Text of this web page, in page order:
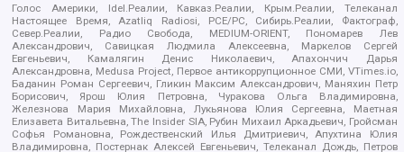
Голос Америки, Idel.Реалии, Кавказ.Реалии, Крым.Реалии, Телеканал
Настоящее Время, Azatliq Radiosi, PCE/PC, Сибирь.Реалии, Фактограф,
Север.Реалии, Радио Свобода, MEDIUM-ORIENT, Пономарев Лев
Александрович, Савицкая Людмила Алексеевна, Маркелов Сергей
Евгеньевич, Камалягин Денис Николаевич, Апахончич Дарья
Александровна, Medusa Project, Первое антикоррупционное СМИ, VTimes.io,
Баданин Роман Сергеевич, Гликин Максим Александрович, Маняхин Петр
Борисович, Ярош Юлия Петровна, Чуракова Ольга Владимировна,
Железнова Мария Михайловна, Лукьянова Юлия Сергеевна, Маетная
Елизавета Витальевна, The Insider SIA, Рубин Михаил Аркадьевич, Гройсман
Софья Романовна, Рождественский Илья Дмитриевич, Апухтина Юлия
Владимировна, Постернак Алексей Евгеньевич, Телеканал Дождь, Петров